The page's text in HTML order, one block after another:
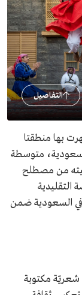
التفاصيل
بها منطقتا
، متوسطة
من مصطلح
التقليدية
في السعودية ضمن
شعريّة مكتوبة